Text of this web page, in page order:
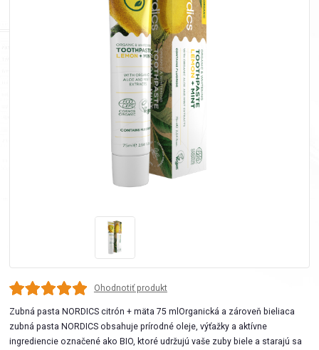
Ohodnotiť produkt
Zubná pasta NORDICS citrón + mäta 75 mlOrganická a zároveň bieliaca
zubná pasta NORDICS obsahuje prírodné oleje, výťažky a aktívne
ingrediencie označené ako BIO, ktoré udržujú vaše zuby biele a starajú sa